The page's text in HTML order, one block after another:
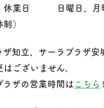
曜日、月曜日
）
知立、サーラプラザ安
ございません。
ザの営業時間は こちら